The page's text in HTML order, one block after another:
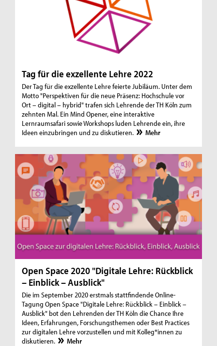
Tag für die exzellente Lehre 2022
Der Tag für die exzellente Lehre feierte Jubiläum. Unter dem
Motto "Perspektiven für die neue Präsenz: Hochschule vor
Ort – digital – hybrid" trafen sich Lehrende der TH Köln zum
zehnten Mal. Ein Mind Opener, eine interaktive
Lernraumsafari sowie Workshops luden Lehrende ein, ihre
Ideen einzubringen und zu diskutieren.
Mehr
Open Space 2020 "Digitale Lehre: Rückblick
– Einblick – Ausblick"
Die im September 2020 erstmals stattfindende Online-
Tagung Open Space "Digitale Lehre: Rückblick – Einblick –
Ausblick" bot den Lehrenden der TH Köln die Chance Ihre
Ideen, Erfahrungen, Forschungsthemen oder Best Practices
zur digitalen Lehre vorzustellen und mit Kolleg*innen zu
diskutieren.
Mehr